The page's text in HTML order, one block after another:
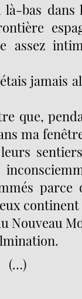
bas dans
assez
jamais
que,
ma
parce
continent
Nouveau
(…)